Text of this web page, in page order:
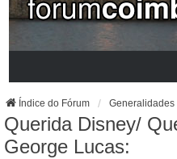
Índice do Fórum Generalidades
Querida Disney/
George Lucas: